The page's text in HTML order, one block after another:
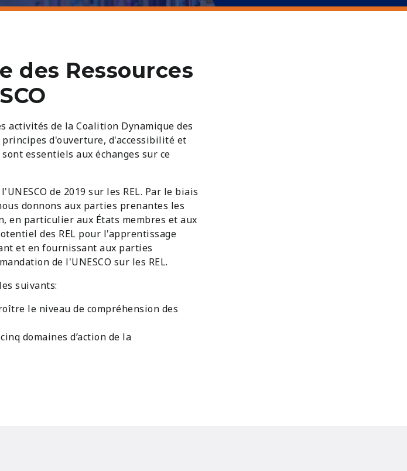
des Ressources
activités de la Coalition Dynamique des
principes d'ouverture, d'accessibilité et
essentiels aux échanges sur ce
de 2019 sur les REL. Par le biais
donnons aux parties prenantes les
en particulier aux États membres et aux
des REL pour l'apprentissage
et en fournissant aux parties
de l'UNESCO sur les REL.
suivants:
le niveau de compréhension des
domaines d’action de la